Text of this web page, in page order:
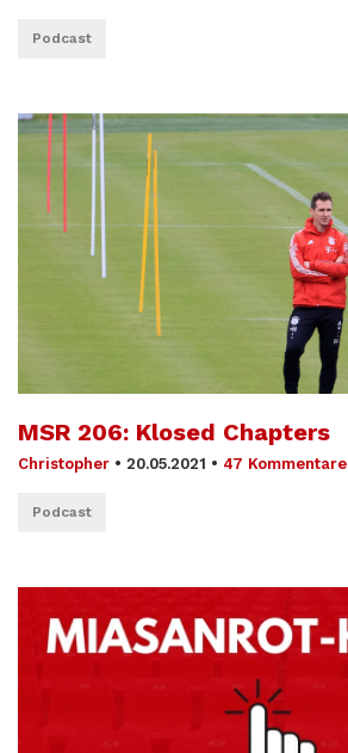
Podcast
MSR 206: Klosed Chapters
Christopher • 20.05.2021 • 47 Kommentare
Podcast